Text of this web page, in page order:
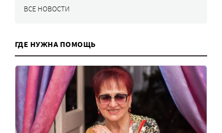
ВСЕ НОВОСТИ
ГДЕ НУЖНА ПОМОЩЬ